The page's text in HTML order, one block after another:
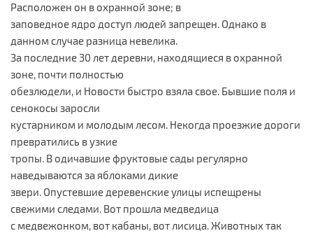
Расположен он в охранной зоне; в
заповедное ядро доступ людей запрещен. Однако в
данном случае разница невелика.
За последние 30 лет деревни, находящиеся в охранной
зоне, почти полностью
обезлюдели, и Новости быстро взяла свое. Бывшие поля и
сенокосы заросли
кустарником и молодым лесом. Некогда проезжие дороги
превратились в узкие
тропы. В одичавшие фруктовые сады регулярно
наведываются за яблоками дикие
звери. Опустевшие деревенские улицы испещрены
свежими следами. Вот прошла медведица
с медвежонком, вот кабаны, вот лисица. Животных так